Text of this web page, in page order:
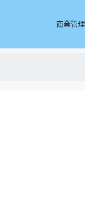
商業管理